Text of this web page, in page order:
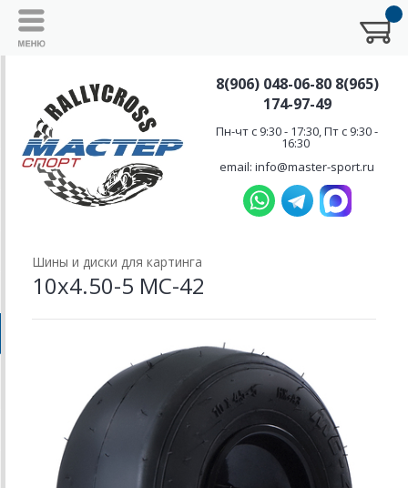
8(906) 048-06-80 8(965)
174-97-49
Пн-чт с 9:30 - 17:30, Пт с 9:30 -
16:30
email: info@master-sport.ru
Шины и диски для картинга
10х4.50-5 МС-42